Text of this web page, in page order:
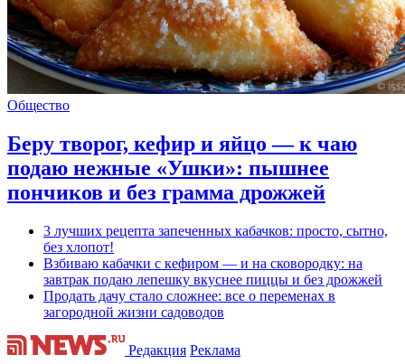
Общество
Беру творог, кефир и яйцо — к чаю
подаю нежные «Ушки»: пышнее
пончиков и без грамма дрожжей
3 лучших рецепта запеченных кабачков: просто, сытно,
без хлопот!
Взбиваю кабачки с кефиром — и на сковородку: на
завтрак подаю лепешку вкуснее пиццы и без дрожжей
Продать дачу стало сложнее: все о переменах в
загородной жизни садоводов
Редакция Реклама